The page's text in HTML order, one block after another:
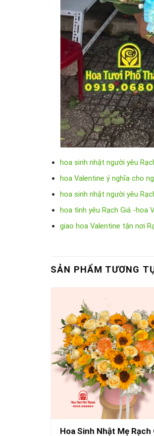
hoa sinh nhật người yêu
hoa Valentine ý nghĩa cho
hoa sinh nhật người yêu
hoa tình yêu Rạch Giá -hoa
giao hoa Valentine tận nơi
SẢN PHẨM TƯƠNG
Hoa Sinh Nhật Mẹ Rạch